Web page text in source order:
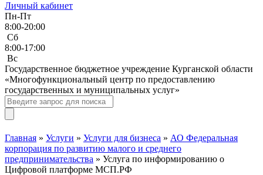
Личный кабинет
Пн-Пт
8:00-20:00
Сб
8:00-17:00
Bc
Государственное бюджетное учреждение Курганской области
«Многофункциональный центр по предоставлению
государственных и муниципальных услуг»
Главная » Услуги » Услуги для бизнеса » АО Федеральная
корпорация по развитию малого и среднего
предпринимательства » Услуга по информированию о
Цифровой платформе МСП.РФ